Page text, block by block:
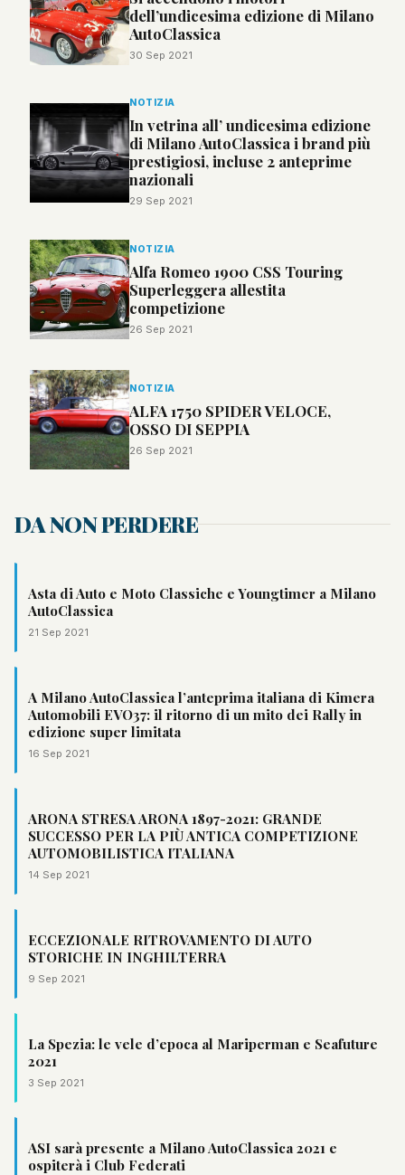
dell’undicesima edizione di Milano
AutoClassica
30 Sep 2021
NOTIZIA
In vetrina all’ undicesima edizione
di Milano AutoClassica i brand più
prestigiosi, incluse 2 anteprime
nazionali
29 Sep 2021
NOTIZIA
Alfa Romeo 1900 CSS Touring
Superleggera allestita
competizione
26 Sep 2021
NOTIZIA
ALFA 1750 SPIDER VELOCE,
OSSO DI SEPPIA
26 Sep 2021
DA NON PERDERE
Asta di Auto e Moto Classiche e Youngtimer a Milano
AutoClassica
21 Sep 2021
A Milano AutoClassica l’anteprima italiana di Kimera
Automobili EVO37: il ritorno di un mito dei Rally in
edizione super limitata
16 Sep 2021
ARONA STRESA ARONA 1897-2021: GRANDE
SUCCESSO PER LA PIÙ ANTICA COMPETIZIONE
AUTOMOBILISTICA ITALIANA
14 Sep 2021
ECCEZIONALE RITROVAMENTO DI AUTO
STORICHE IN INGHILTERRA
9 Sep 2021
La Spezia: le vele d’epoca al Mariperman e Seafuture
2021
3 Sep 2021
ASI sarà presente a Milano AutoClassica 2021 e
ospiterà i Club Federati